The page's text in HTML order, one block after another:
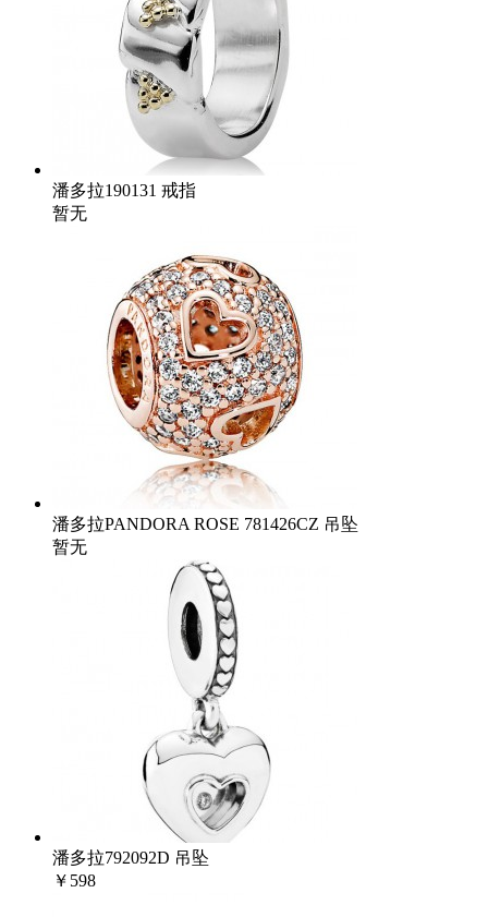
潘多拉190131 戒指
暂无
潘多拉PANDORA ROSE 781426CZ 吊坠
暂无
潘多拉792092D 吊坠
￥598